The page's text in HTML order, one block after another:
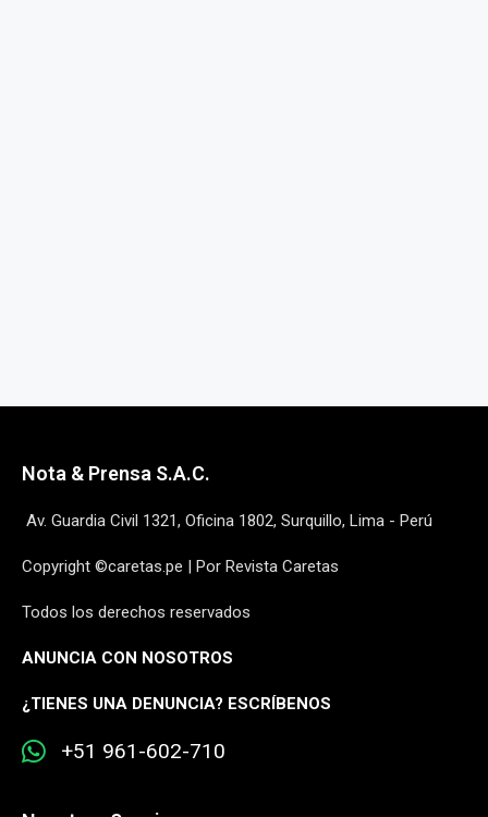
Nota & Prensa S.A.C.
Av. Guardia Civil 1321, Oficina 1802, Surquillo, Lima - Perú
Copyright ©caretas.pe | Por Revista Caretas
Todos los derechos reservados
ANUNCIA CON NOSOTROS
¿TIENES UNA DENUNCIA? ESCRÍBENOS
+51 961-602-710